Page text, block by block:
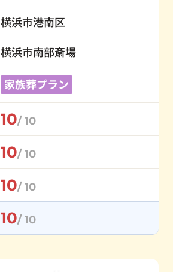
横浜市港南区
横浜市南部斎場
家族葬プラン
10/ 10
10/ 10
10/ 10
10/ 10